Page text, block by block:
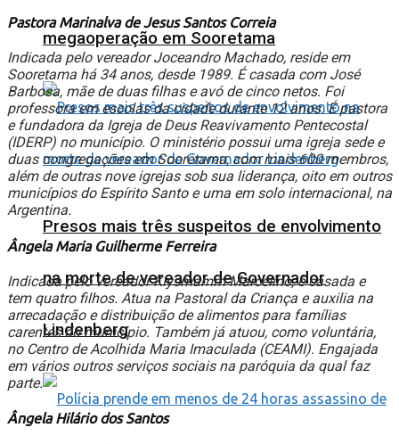
megaoperação em Sooretama
Presos mais três suspeitos de envolvimento
na morte de vereador de Governador
Lindenberg
Pastora Marinalva de Jesus Santos Correia
Indicada pelo vereador Joceandro Machado, reside em
Sooretama há 34 anos, desde 1989. É casada com José
Barbosa, mãe de duas filhas e avó de cinco netos. Foi
professora em escolas da cidade durante 12 anos. É pastora
e fundadora da Igreja de Deus Reavivamento Pentecostal
(IDERP) no município. O ministério possui uma igreja sede e
duas congregações em Sooretama, com mais 600 membros,
além de outras nove igrejas sob sua liderança, oito em outros
municípios do Espírito Santo e uma em solo internacional, na
Argentina.
Ângela Maria Guilherme Ferreira
Indicada pelo vereador Klysmamm Marcelino, é casada e
tem quatro filhos. Atua na Pastoral da Criança e auxilia na
arrecadação e distribuição de alimentos para famílias
carentes do município. Também já atuou, como voluntária,
no Centro de Acolhida Maria Imaculada (CEAMI). Engajada
em vários outros serviços sociais na paróquia da qual faz
parte.
Ângela Hilário dos Santos